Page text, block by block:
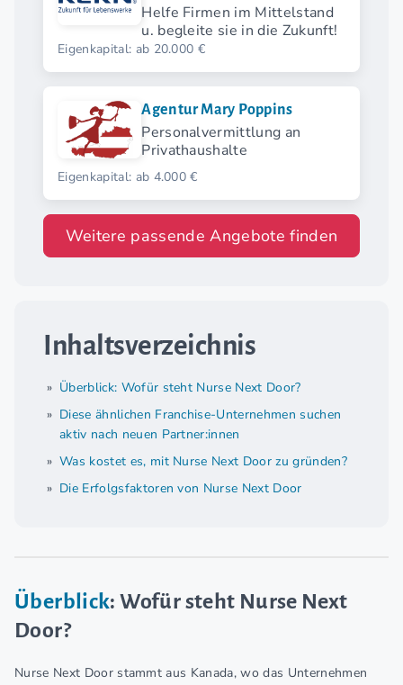
Helfe Firmen im Mittelstand
u. begleite sie in die Zukunft!
Eigenkapital: ab 20.000 €
Agentur Mary Poppins
Personalvermittlung an
Privathaushalte
Eigenkapital: ab 4.000 €
Weitere passende Angebote finden
Inhaltsverzeichnis
Überblick: Wofür steht Nurse Next Door?
Diese ähnlichen Franchise-Unternehmen suchen
aktiv nach neuen Partner:innen
Was kostet es, mit Nurse Next Door zu gründen?
Die Erfolgsfaktoren von Nurse Next Door
Überblick: Wofür steht Nurse Next
Door?
Nurse Next Door stammt aus Kanada, wo das Unternehmen